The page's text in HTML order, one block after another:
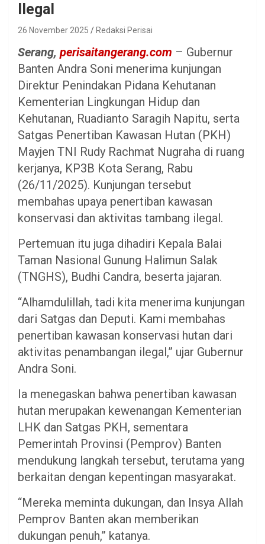
Ilegal
26 November 2025 Redaksi Perisai
Serang, perisaitangerang.com – Gubernur
Banten Andra Soni menerima kunjungan
Direktur Penindakan Pidana Kehutanan
Kementerian Lingkungan Hidup dan
Kehutanan, Ruadianto Saragih Napitu, serta
Satgas Penertiban Kawasan Hutan (PKH)
Mayjen TNI Rudy Rachmat Nugraha di ruang
kerjanya, KP3B Kota Serang, Rabu
(26/11/2025). Kunjungan tersebut
membahas upaya penertiban kawasan
konservasi dan aktivitas tambang ilegal.
Pertemuan itu juga dihadiri Kepala Balai
Taman Nasional Gunung Halimun Salak
(TNGHS), Budhi Candra, beserta jajaran.
“Alhamdulillah, tadi kita menerima kunjungan
dari Satgas dan Deputi. Kami membahas
penertiban kawasan konservasi hutan dari
aktivitas penambangan ilegal,” ujar Gubernur
Andra Soni.
Ia menegaskan bahwa penertiban kawasan
hutan merupakan kewenangan Kementerian
LHK dan Satgas PKH, sementara
Pemerintah Provinsi (Pemprov) Banten
mendukung langkah tersebut, terutama yang
berkaitan dengan kepentingan masyarakat.
“Mereka meminta dukungan, dan Insya Allah
Pemprov Banten akan memberikan
dukungan penuh,” katanya.